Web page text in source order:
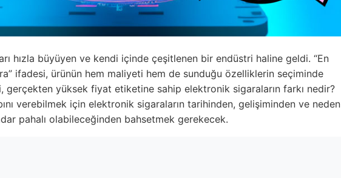
hızla büyüyen ve kendi içinde çeşitlenen bir endüstri haline geldi. “En
ifadesi, ürünün hem maliyeti hem de sunduğu özelliklerin seçiminde
gerçekten yüksek fiyat etiketine sahip elektronik sigaraların farkı nedir?
verebilmek için elektronik sigaraların tarihinden, gelişiminden ve neden
pahalı olabileceğinden bahsetmek gerekecek.